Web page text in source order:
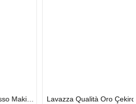
Puly Caff Plus Espresso Makinesi Temizleyici Tablet 100 x 1.35 G
GÖNDERİ
Lavazza Qualità Oro Çekirdek Kahve 1 KG x 2